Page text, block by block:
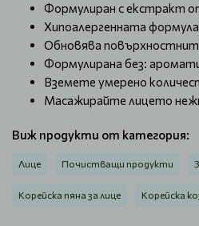
Формулиран с екстракт
Хипоалергенната
Обновява
Формулирана без:
Вземете умерено
Масажирайте лицето
Виж продукти от категория:
Лице Почистващи продукти
Корейска пяна за лице Корейска